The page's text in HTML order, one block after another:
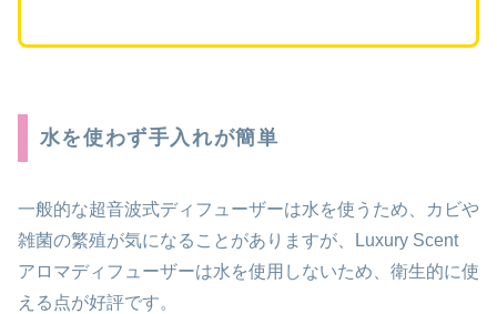
水を使わず手入れが簡単
一般的な超音波式ディフューザーは水を使うため、カビや
雑菌の繁殖が気になることがありますが、Luxury Scent
アロマディフューザーは水を使用しないため、衛生的に使
える点が好評です。